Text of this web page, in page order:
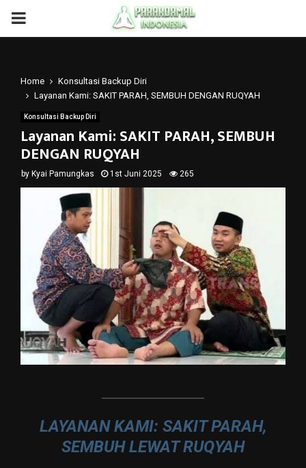
PRIMARY
Home
Konsultasi Backup Diri
Layanan Kami: SAKIT PARAH, SEMBUH DENGAN RUQYAH
Konsultasi Backup Diri
Layanan Kami: SAKIT PARAH, SEMBUH
DENGAN RUQYAH
by Kyai Pamungkas 1st Juni 2025 265
LAYANAN KAMI: SAKIT PARAH,
SEMBUH LEWAT RUQYAH